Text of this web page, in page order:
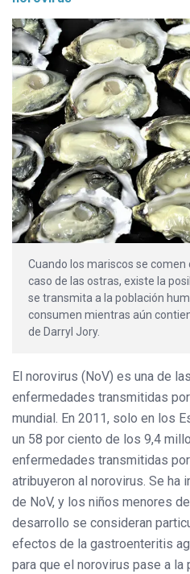
Cuando los mariscos se comen
caso de las ostras, existe la
se transmita a la población
consumen mientras aún
de Darryl Jory.
El norovirus (NoV) es una de
enfermedades transmitidas
mundial. En 2011, solo en los
un 58 por ciento de los 9,4
enfermedades transmitidas
atribuyeron al norovirus. Se ha
de NoV, y los niños menores
desarrollo se consideran
efectos de la gastroenteritis
para que el norovirus pase a la